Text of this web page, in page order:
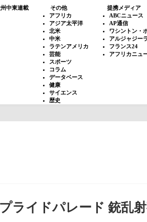
中東連載
その他
アフリカ
アジア太平洋
北米
中米
ラテンアメリカ
芸能
スポーツ
コラム
データベース
健康
サイエンス
歴史
提携メディア
ABCニュース
AP通信
ワシントン・
アルジャジー
フランス24
アフリカニュ
ライドパレード 銃乱